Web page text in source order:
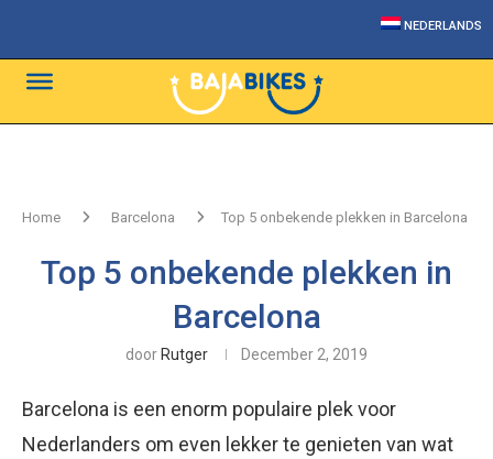
NEDERLANDS
Home Barcelona Top 5 onbekende plekken in Barcelona
Top 5 onbekende plekken in
Barcelona
door Rutger December 2, 2019
Barcelona is een enorm populaire plek voor
Nederlanders om even lekker te genieten van wat